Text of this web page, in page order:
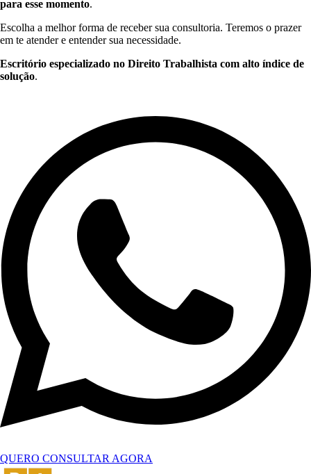
para esse momento.
Escolha a melhor forma de receber sua consultoria. Teremos o prazer
em te atender e entender sua necessidade.
Escritório especializado no Direito Trabalhista com alto índice de
solução.
QUERO CONSULTAR AGORA